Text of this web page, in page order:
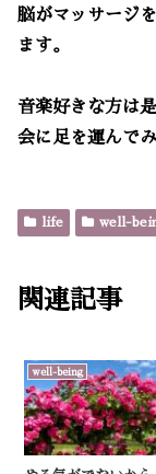
脳がマッサージ
ます。
音楽好きな方は
会に足を運んで
life well-
関連記事
well-being